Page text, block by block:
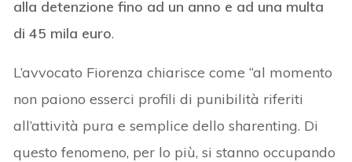
alla detenzione fino ad un anno e ad una multa
di 45 mila euro.
L’avvocato Fiorenza chiarisce come “al momento
non paiono esserci profili di punibilità riferiti
all’attività pura e semplice dello sharenting. Di
questo fenomeno, per lo più, si stanno occupando